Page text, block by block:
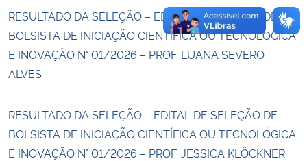
RESULTADO DA SELEÇÃO – EDITAL DE SELEÇÃO DE
BOLSISTA DE INICIAÇÃO CIENTÍFICA OU TECNOLÓGICA
E INOVAÇÃO N° 01/2026 – PROF. LUANA SEVERO
ALVES
RESULTADO DA SELEÇÃO – EDITAL DE SELEÇÃO DE
BOLSISTA DE INICIAÇÃO CIENTÍFICA OU TECNOLÓGICA
E INOVAÇÃO N° 01/2026 – PROF. JESSICA KLÖCKNER